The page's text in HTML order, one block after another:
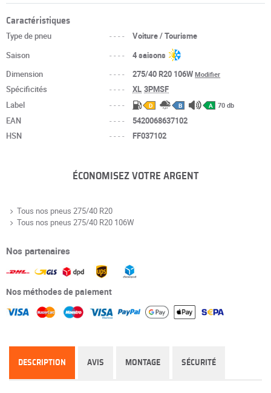
Caractéristiques
Type de pneu ----
Voiture / Tourisme
Saison
----
4 saisons
Dimension
---- 275/40 R20 106WModifier
Spécificités ---- XL 3PMSF
Label
---- D B A 70 db
EAN ----
5420068637102
HSN
---- FF037102
ÉCONOMISEZ VOTRE ARGENT
Tous nos pneus 275/40 R20
Tous nos pneus 275/40 R20 106W
Nos partenaires
Nos méthodes de paiement
DESCRIPTION AVIS MONTAGE SÉCURITÉ